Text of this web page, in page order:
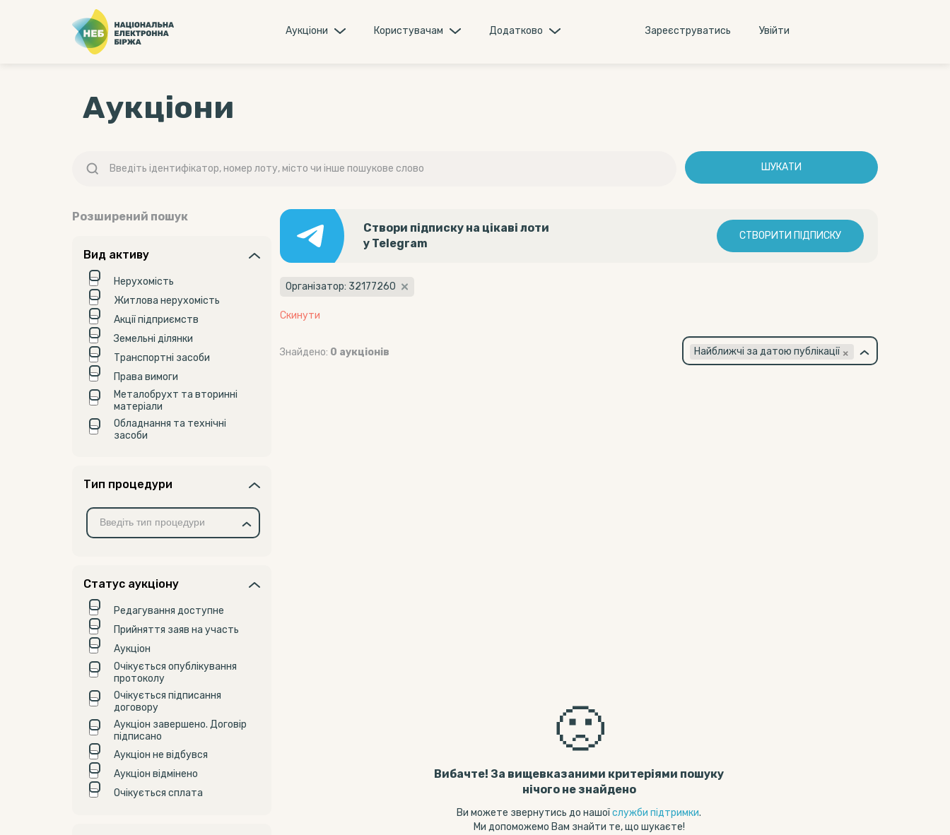
Аукцiони Користувачам Додатково Зареєструватись Увiйти
Аукціони
ШУКАТИ
Розширений пошук
Вид активу
Нерухомість
Житлова нерухомість
Акції підприємств
Земельні ділянки
Транспортні засоби
Права вимоги
Металобрухт та вторинні
матеріали
Обладнання та технічні
засоби
Тип процедури
Статус аукціону
Редагування доступне
Прийняття заяв на участь
Аукціон
Очікується опублікування
протоколу
Очікується підписання
договору
Аукціон завершено. Договір
підписано
Аукціон не відбувся
Аукціон відмінено
Очікується сплата
Створи підписку на цікаві лоти
у Telegram
СТВОРИТИ ПІДПИСКУ
Організатор: 32177260
Скинути
Знайдено: 0 аукціонів ×
Найближчі за датою публікації
🙁
Вибачте! За вищевказаними критеріями пошуку
нічого не знайдено
Ви можете звернутись до нашоїслужби підтримки.
Ми допоможемо Вам знайти те, що шукаєте!